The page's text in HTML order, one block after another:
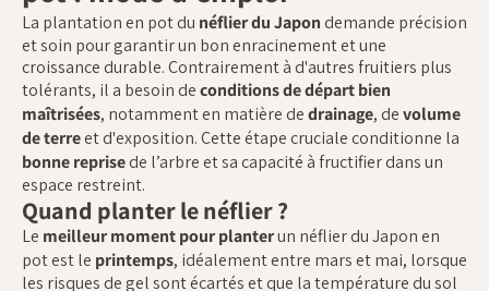
La plantation en pot du néflier du Japondemande précision
et soin pour garantir un bon enracinement et une
croissance durable. Contrairement à d'autres fruitiers plus
tolérants, il a besoin deconditions de départ bien
maîtrisées, notamment en matière dedrainage, devolume
de terreet d'exposition. Cette étape cruciale conditionne la
bonne reprisede l’arbre et sa capacité à fructifier dans un
espace restreint.
Quand planter le néflier ?
Le meilleur moment pour planterun néflier du Japon en
pot est le printemps, idéalement entre mars et mai, lorsque
les risques de gel sont écartés et que la température du sol